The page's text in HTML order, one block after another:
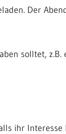
Der
solltet, z.B.
ihr